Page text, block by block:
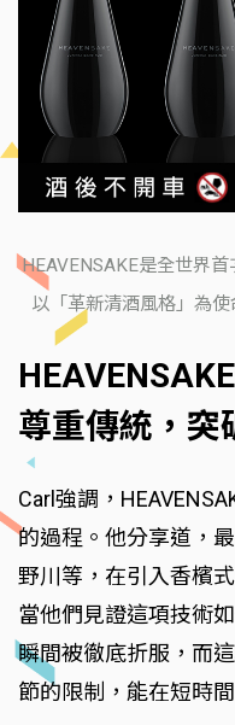
HEAVENSAKE是全世界
以「革新清酒風格」為使
尊重傳統，突
Carl強調，
的過程。他分享道，
野川等，在引入香檳
當他們見證這項技術
瞬間被徹底折服，而
節的限制，能在短時